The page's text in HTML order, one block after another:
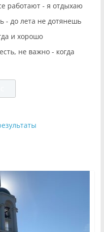
работают - я отдыхаю
- до лета не дотянешь
и хорошо
не важно - когда